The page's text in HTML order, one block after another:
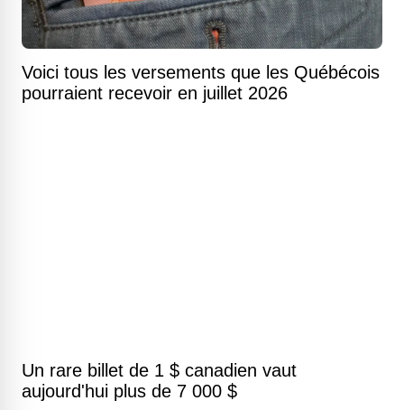
Voici tous les versements que les Québécois
pourraient recevoir en juillet 2026
Un rare billet de 1 $ canadien vaut
aujourd'hui plus de 7 000 $